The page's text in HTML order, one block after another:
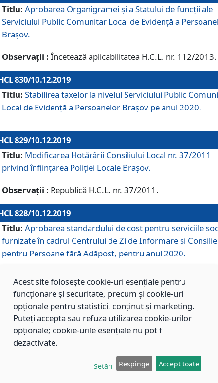
Titlu: Aprobarea Organigramei și a Statului de funcții ale
Serviciului Public Comunitar Local de Evidență a
Brașov.
Observații : Încetează aplicabilitatea H.C.L. nr. 112/2013.
830/10.12.2019
Titlu: Stabilirea taxelor la nivelul Serviciului Public
Local de Evidenţă a Persoanelor Braşov pe anul 2020.
829/10.12.2019
Titlu: Modificarea Hotărârii Consiliului Local nr. 37/2011
privind înființarea Poliției Locale Brașov.
Observații : Republică H.C.L. nr. 37/2011.
828/10.12.2019
Titlu: Aprobarea standardului de cost pentru serviciile
furnizate în cadrul Centrului de Zi de Informare și
pentru Persoane fără Adăpost, pentru anul 2020.
827/10.12.2019
Aprobarea standardului de cost pentru serviciile
furnizate în cadrul Centrului Rezidențial pentru Persoane
Adăpost, pentru anul 2020.
Aprobarea standardului de cost pentru serviciile
Acest site folosește cookie-uri esențiale pentru
funcționare și securitate, precum și cookie-uri
opționale pentru statistici, conținut și marketing.
Puteți accepta sau refuza utilizarea cookie-urilor
opționale; cookie-urile esențiale nu pot fi
dezactivate.
Setări Respinge Accept toate